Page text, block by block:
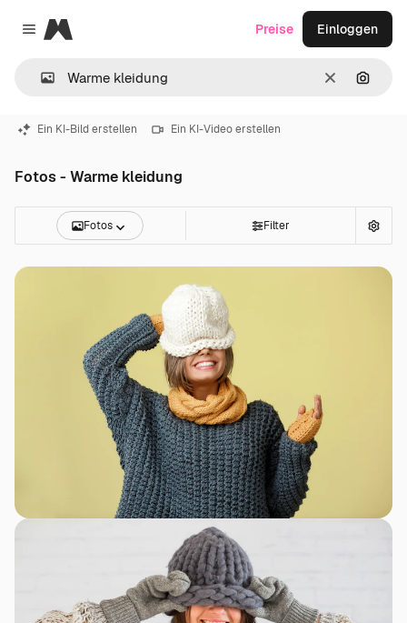
Close menu
Magnific
LöschenNach
Preise Einloggen
Ein KI-Bild erstellen Ein KI-Video erstellen
Fotos - Warme kleidung
Fotos Filter